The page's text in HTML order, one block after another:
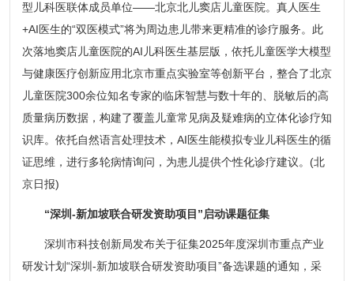
型儿科医联体成员单位——北京北儿窦店儿童医院。真人医生
+AI医生的“双医模式”将为周边患儿带来更精准的诊疗服务。此
次落地窦店儿童医院的AI儿科医生基层版，依托儿童医学大模型
与健康医疗创新应用北京市重点实验室等创新平台，整合了北京
儿童医院300余位知名专家的临床智慧与数十年的、脱敏后的高
质量病历数据，构建了覆盖儿童常见病及疑难病的立体化诊疗知
识库。依托自然语言处理技术，AI医生能模拟专业儿科医生的循
证思维，进行多轮病情询问，为患儿提供个性化诊疗建议。(北
京日报)
“深圳-新加坡联合研发资助项目”启动课题征集
深圳市科技创新局发布关于征集2025年度深圳市重点产业
研发计划“深圳-新加坡联合研发资助项目”备选课题的通知，采